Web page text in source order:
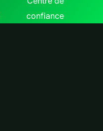
confiance